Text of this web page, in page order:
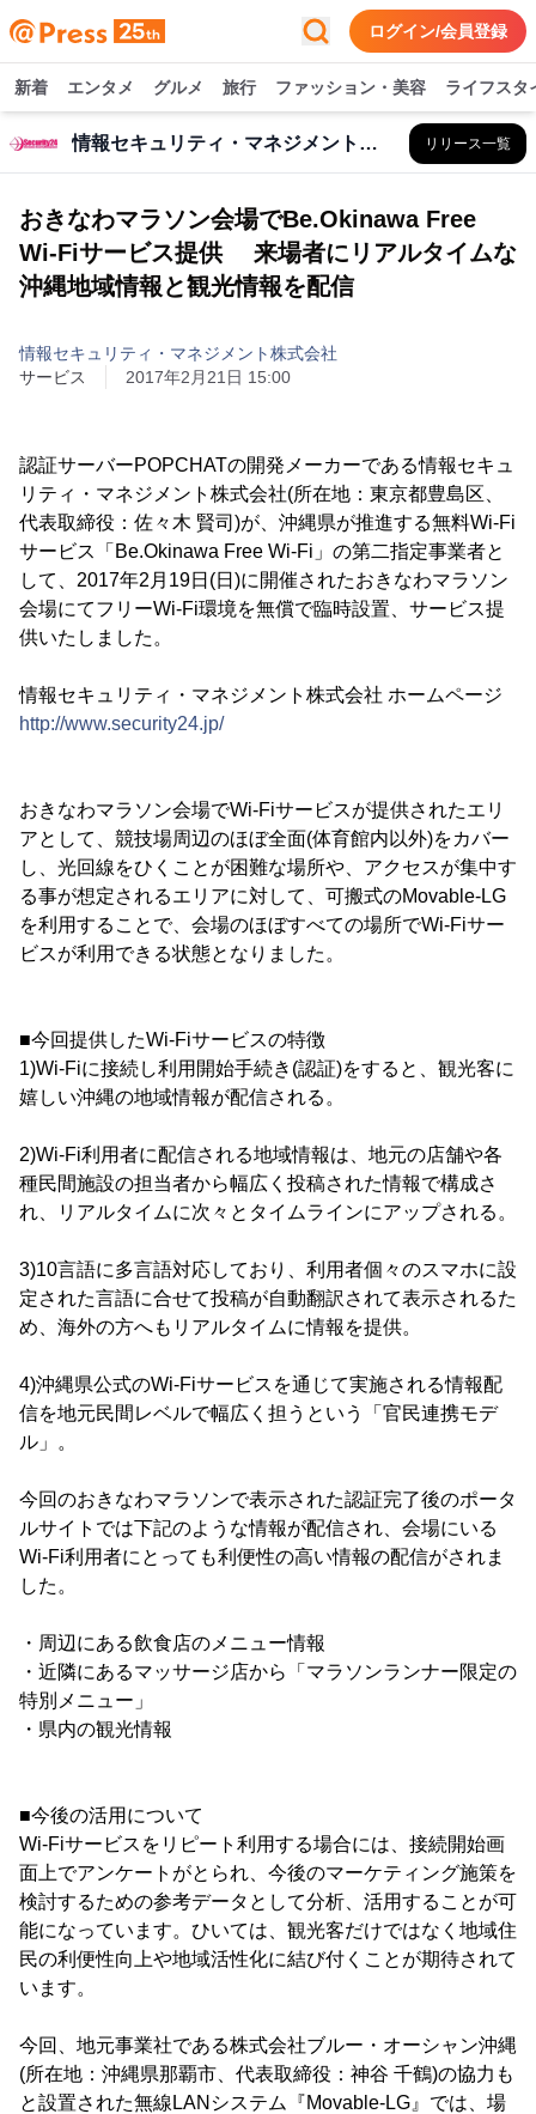
ログイン/会員登録
新着 エンタメ グルメ 旅行 ファッション・美容 ライフスタ
情報セキュリティ・マネジメント株式会社 リリース一覧
おきなわマラソン会場でBe.Okinawa Free
Wi-Fiサービス提供 来場者にリアルタイムな
沖縄地域情報と観光情報を配信
情報セキュリティ・マネジメント株式会社
サービス
2017年2月21日 15:00
認証サーバーPOPCHATの開発メーカーである情報セキュ
リティ・マネジメント株式会社(所在地：東京都豊島区、
代表取締役：佐々木 賢司)が、沖縄県が推進する無料Wi-Fi
サービス「Be.Okinawa Free Wi-Fi」の第二指定事業者と
して、2017年2月19日(日)に開催されたおきなわマラソン
会場にてフリーWi-Fi環境を無償で臨時設置、サービス提
供いたしました。
情報セキュリティ・マネジメント株式会社 ホームページ
http://www.security24.jp/
おきなわマラソン会場でWi-Fiサービスが提供されたエリ
アとして、競技場周辺のほぼ全面(体育館内以外)をカバー
し、光回線をひくことが困難な場所や、アクセスが集中す
る事が想定されるエリアに対して、可搬式のMovable-LG
を利用することで、会場のほぼすべての場所でWi-Fiサー
ビスが利用できる状態となりました。
■今回提供したWi-Fiサービスの特徴
1)Wi-Fiに接続し利用開始手続き(認証)をすると、観光客に
嬉しい沖縄の地域情報が配信される。
2)Wi-Fi利用者に配信される地域情報は、地元の店舗や各
種民間施設の担当者から幅広く投稿された情報で構成さ
れ、リアルタイムに次々とタイムラインにアップされる。
3)10言語に多言語対応しており、利用者個々のスマホに設
定された言語に合せて投稿が自動翻訳されて表示されるた
め、海外の方へもリアルタイムに情報を提供。
4)沖縄県公式のWi-Fiサービスを通じて実施される情報配
信を地元民間レベルで幅広く担うという「官民連携モデ
ル」。
今回のおきなわマラソンで表示された認証完了後のポータ
ルサイトでは下記のような情報が配信され、会場にいる
Wi-Fi利用者にとっても利便性の高い情報の配信がされま
した。
・周辺にある飲食店のメニュー情報
・近隣にあるマッサージ店から「マラソンランナー限定の
特別メニュー」
・県内の観光情報
■今後の活用について
Wi-Fiサービスをリピート利用する場合には、接続開始画
面上でアンケートがとられ、今後のマーケティング施策を
検討するための参考データとして分析、活用することが可
能になっています。ひいては、観光客だけではなく地域住
民の利便性向上や地域活性化に結び付くことが期待されて
います。
今回、地元事業社である株式会社ブルー・オーシャン沖縄
(所在地：沖縄県那覇市、代表取締役：神谷 千鶴)の協力も
と設置された無線LANシステム『Movable-LG』では、場